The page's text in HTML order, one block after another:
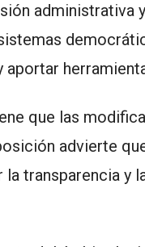
administrativa
que las
advierte
transparencia